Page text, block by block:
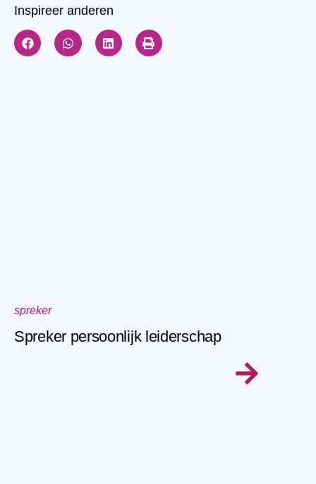
Inspireer anderen
spreker
Spreker persoonlijk leiderschap